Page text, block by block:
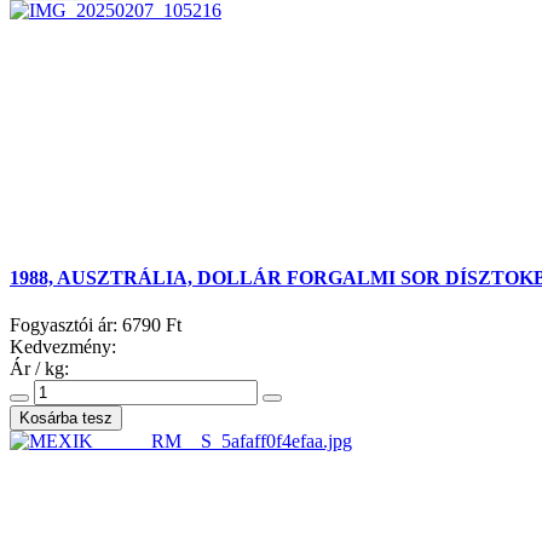
1988, AUSZTRÁLIA, DOLLÁR FORGALMI SOR
Fogyasztói ár: 6790 Ft
Kedvezmény:
Ár / kg: